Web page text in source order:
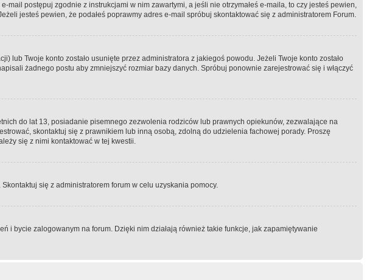
postępuj zgodnie z instrukcjami w nim zawartymi, a jeśli nie otrzymałeś e-maila, to czy jesteś pewien,
jesteś pewien, że podałeś poprawmy adres e-mail spróbuj skontaktować się z administratorem Forum.
lub Twoje konto zostało usunięte przez administratora z jakiegoś powodu. Jeżeli Twoje konto zostało
żadnego postu aby zmniejszyć rozmiar bazy danych. Spróbuj ponownie zarejestrować się i włączyć
do lat 13, posiadanie pisemnego zezwolenia rodziców lub prawnych opiekunów, zezwalające na
skontaktuj się z prawnikiem lub inną osobą, zdolną do udzielenia fachowej porady. Proszę
się z nimi kontaktować w tej kwestii.
się z administratorem forum w celu uzyskania pomocy.
i bycie zalogowanym na forum. Dzięki nim działają również takie funkcje, jak zapamiętywanie